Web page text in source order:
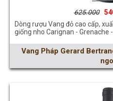
625.000
Dòng rượu Vang đỏ cao cấp,
giống nho Carignan - Grenache
Vang Pháp Gerard